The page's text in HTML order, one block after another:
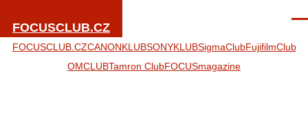
FOCUSCLUB.CZ
FOCUSCLUB.CZCANONKLUBSONYKLUBSigmaClubFujifilmClub
OMCLUBTamron ClubFOCUSmagazine